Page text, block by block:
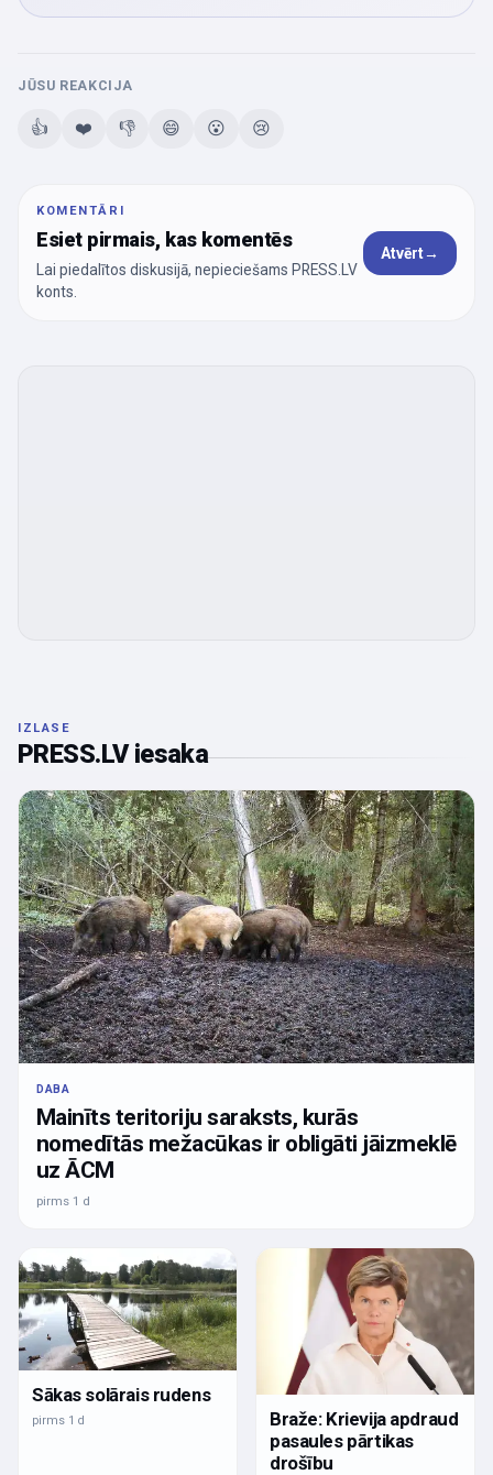
JŪSU REAKCIJA
👍 ❤️ 👎 😄 😮 😢
KOMENTĀRI
Esiet pirmais, kas komentēs
Lai piedalītos diskusijā, nepieciešams PRESS.LV
konts.
Atvērt→
IZLASE
PRESS.LV iesaka
DABA
Mainīts teritoriju saraksts, kurās
nomedītās mežacūkas ir obligāti jāizmeklē
uz ĀCM
pirms 1 d
Sākas solārais rudens
pirms 1 d
Braže: Krievija apdraud
pasaules pārtikas
drošību